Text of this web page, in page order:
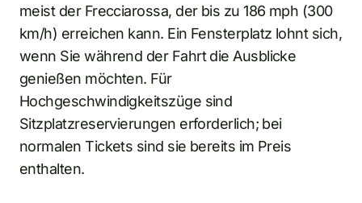
meist der Frecciarossa, der bis zu 186 mph (300
km/h) erreichen kann. Ein Fensterplatz lohnt sich,
wenn Sie während der Fahrt die Ausblicke
genießen möchten. Für
Hochgeschwindigkeitszüge sind
Sitzplatzreservierungen erforderlich; bei
normalen Tickets sind sie bereits im Preis
enthalten.